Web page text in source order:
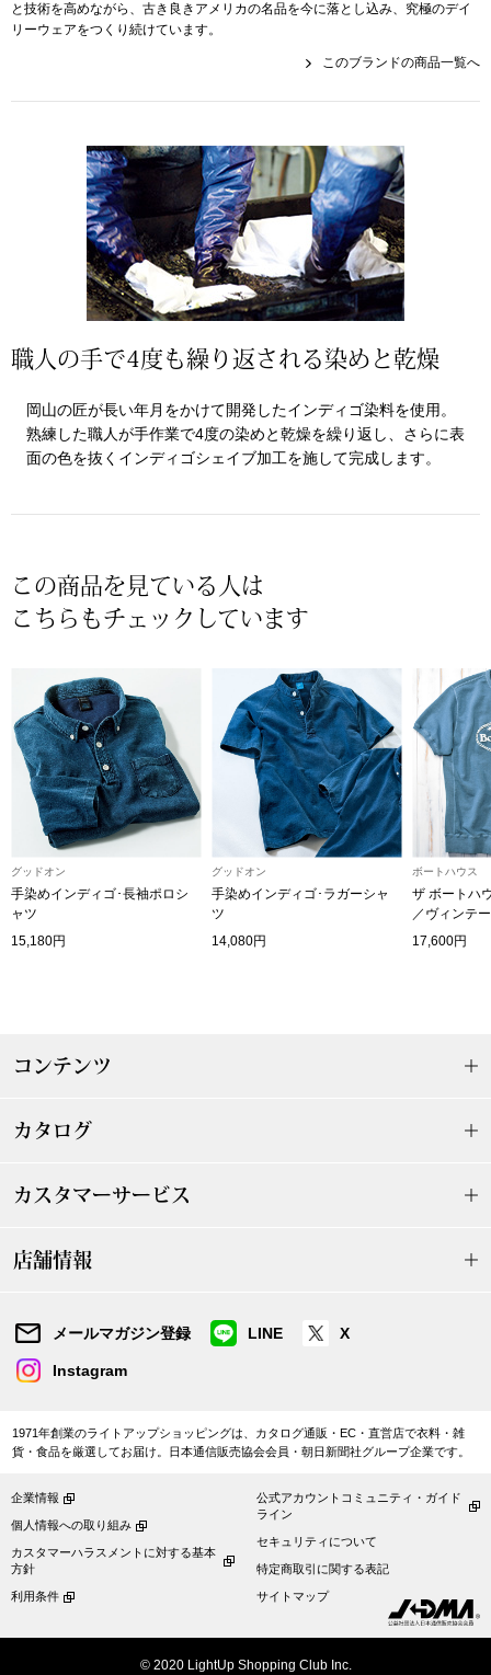
セイコー〉マウリッツハイス美術館公認フェ
ルメールオマージュウオッチ
すべて見る
ス
Salon de GRANDGRIS
集
すべて見る
ベルト
靴下
傘／日傘
その他
その他
ザ･ノース･フ
ヘリーハンセン
カンタベリー
金谷製靴
ヘンリーコッ
【特集】
【特集】
ジャケット
と技術を高めながら、古き良きアメリカの名品を今に落とし込み、究極のデイ
リーウェアをつくり続けています。
このブランドの商品一覧へ
職人の手で4度も繰り返される染めと乾燥
岡山の匠が長い年月をかけて開発したインディゴ染料を使用。
熟練した職人が手作業で4度の染めと乾燥を繰り返し、さらに表
面の色を抜くインディゴシェイブ加工を施して完成します。
この商品を見ている人は
こちらもチェックしています
グッドオン
手染めインディゴ･長袖ポロシ
ャツ
15,180円
グッドオン
手染めインディゴ･ラガーシャ
ツ
14,080円
ボートハウス
ザ ボートハ
／ヴィンテ
17,600円
コンテンツ
カタログ
カスタマーサービス
店舗情報
メールマガジン登録 LINE X
Instagram
1971年創業のライトアップショッピングは、カタログ通販・EC・直営店で衣料・雑
貨・食品を厳選してお届け。日本通信販売協会会員・朝日新聞社グループ企業です。
企業情報
個人情報への取り組み
カスタマーハラスメントに対する基本
方針
利用条件
公式アカウントコミュニティ・ガイド
ライン
セキュリティについて
特定商取引に関する表記
サイトマップ
© 2020 LightUp Shopping Club Inc.